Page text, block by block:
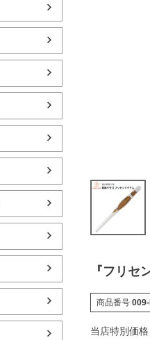
『フリセ
商品番号 009-
当店特別価格